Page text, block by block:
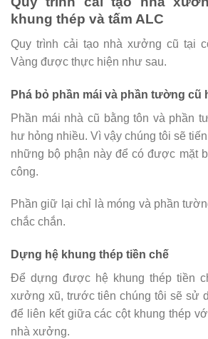
khung thép và tấm ALC
Quy trình cải tạo nhà xưởng cũ tại
Vàng được thực hiện như sau.
Phá bỏ phần mái và phần tường cũ
Phần mái nhà cũ bằng tôn và phần
hư hỏng nhiều. Vì vậy chúng tôi sẽ
những bộ phận này để có được mặt
công.
Phần giữ lại chỉ là móng và phần
chắc chắn.
Dựng hệ khung thép tiền chế
Để dựng được hệ khung thép tiền
xưởng xũ, trước tiên chúng tôi sẽ sử
để liên kết giữa các cột khung thép
nhà xưởng.